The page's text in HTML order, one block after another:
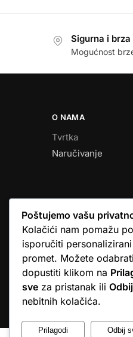
Sigurna i
Mogućnost
O NAMA
Tvrtka
Naručivanje
© Argus
Poštujemo vašu
Kolačići nam pomažu
isporučiti
promet. Možete
dopustiti klikom na
sve za pristanak ili
nebitnih kolačića.
Prilagodi Odbij